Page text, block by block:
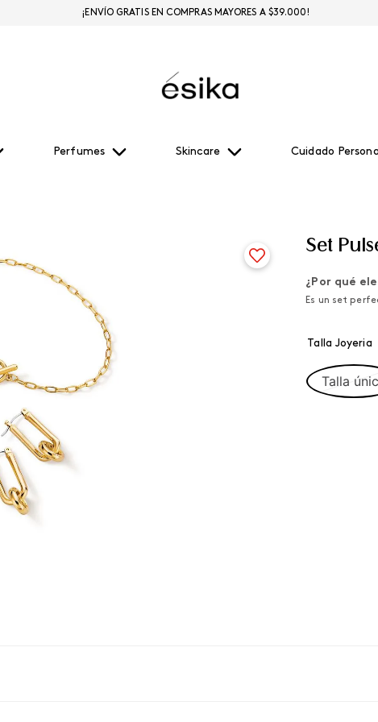
Perfumes Skincare Cuidado
¡ENVÍO GRATIS EN COMPRAS MAYORES A $39.000!
Set
¿Por qué
Es un set
Talla Joyeria
Talla